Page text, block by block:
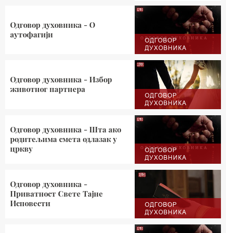
ОДГОВОР
ДУХОВНИКА
Одговор духовника - О
аутофагији
ОДГОВОР
ДУХОВНИКА
Одговор духовника - Избор
животног партнера
ОДГОВОР
ДУХОВНИКА
Одговор духовника - Шта ако
родитељима смета одлазак у
цркву
ОДГОВОР
ДУХОВНИКА
Одговор духовника -
Приватност Свете Тајне
Исповести